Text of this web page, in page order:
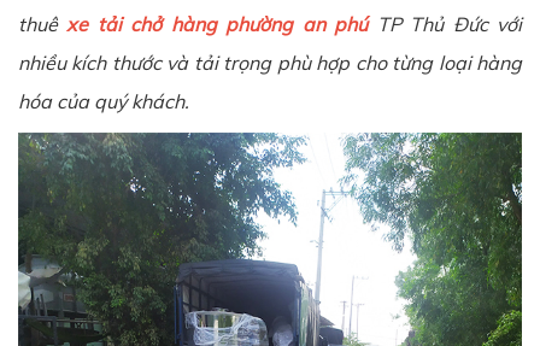
thuêxe tải chở hàng phường an phúTP Thủ Đức với
nhiều kích thước và tải trọng phù hợp cho từng loại hàng
hóa của quý khách.